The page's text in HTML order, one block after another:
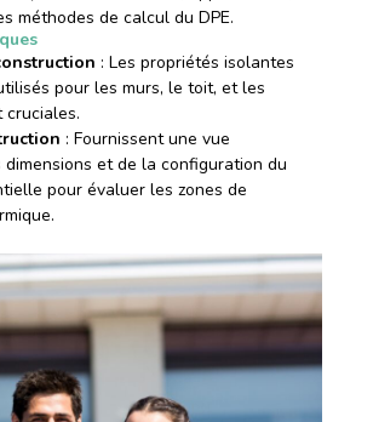
méthodes de calcul du DPE.
: Les propriétés isolantes
pour les murs, le toit, et les
: Fournissent une vue
dimensions et de la configuration du
pour évaluer les zones de